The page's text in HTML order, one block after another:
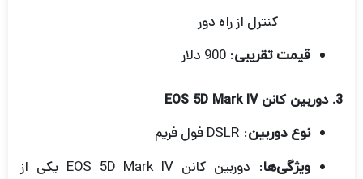
کنترل از راه دور
قیمت تقریبی: 900 دلار
3. دوربین کانن EOS 5D Mark IV
نوع دوربین: DSLR فول فریم
ویژگی‌ها
: دوربین کانن EOS 5D Mark IV یکی از